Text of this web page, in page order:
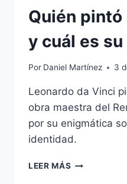
Quién pintó
y cuál es
Por Daniel Martínez 3
Leonardo da Vinci
obra maestra del
por su enigmática
identidad.
LEER MÁS QUIÉN